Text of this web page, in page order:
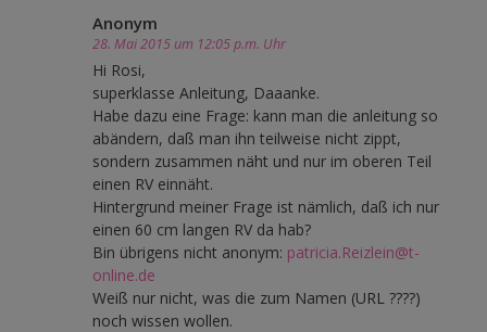
Anonym
28. Mai 2015 um 12:05 p.m. Uhr
Hi Rosi,
superklasse Anleitung, Daaanke.
Habe dazu eine Frage: kann man die anleitung so
abändern, daß man ihn teilweise nicht zippt,
sondern zusammen näht und nur im oberen Teil
einen RV einnäht.
Hintergrund meiner Frage ist nämlich, daß ich nur
einen 60 cm langen RV da hab?
Bin übrigens nicht anonym: patricia.Reizlein@t-
online.de
Weiß nur nicht, was die zum Namen (URL ????)
noch wissen wollen.